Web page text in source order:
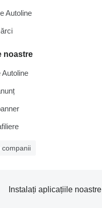
Autoline
noastre
Autoline
companii
Instalați aplicațiile noastre